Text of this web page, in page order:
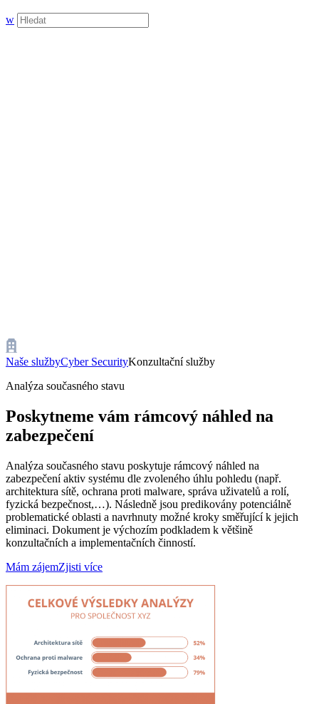
w
Naše službyCyber SecurityKonzultační služby
Analýza současného stavu
Poskytneme vám rámcový náhled na
zabezpečení
Analýza současného stavu poskytuje rámcový náhled na
zabezpečení aktiv systému dle zvoleného úhlu pohledu (např.
architektura sítě, ochrana proti malware, správa uživatelů a rolí,
fyzická bezpečnost,…). Následně jsou predikovány potenciálně
problematické oblasti a navrhnuty možné kroky směřující k jejich
eliminaci. Dokument je výchozím podkladem k většině
konzultačních a implementačních činností.
Mám zájemZjisti více